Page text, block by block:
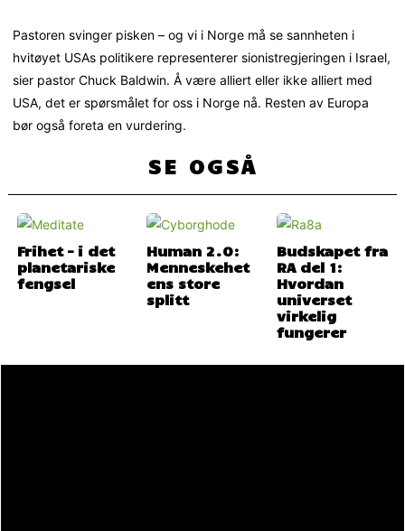
Pastoren svinger pisken – og vi i Norge må se sannheten i
hvitøyet USAs politikere representerer sionistregjeringen i Israel,
sier pastor Chuck Baldwin. Å være alliert eller ikke alliert med
USA, det er spørsmålet for oss i Norge nå. Resten av Europa
bør også foreta en vurdering.
SE OGSÅ
Frihet – i det
planetariske
fengsel
Human 2.0:
Menneskehet
ens store
splitt
Budskapet fra
RA del 1:
Hvordan
universet
virkelig
fungerer